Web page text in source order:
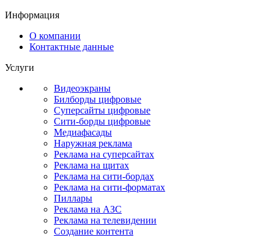
Информация
О компании
Контактные данные
Услуги
Видеоэкраны
Билборды цифровые
Суперсайты цифровые
Сити-борды цифровые
Медиафасады
Наружная реклама
Реклама на суперсайтах
Реклама на щитах
Реклама на сити-бордах
Реклама на сити-форматах
Пиллары
Реклама на АЗС
Реклама на телевидении
Создание контента